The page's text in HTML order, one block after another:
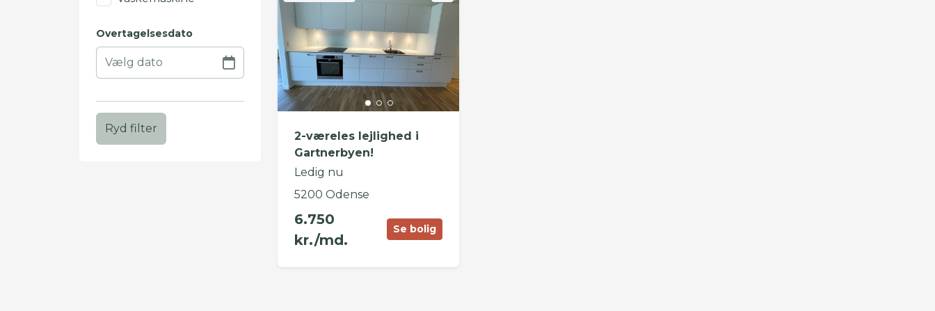
Overtagelsesdato
Ryd filter
2-væreles lejlighed i
Gartnerbyen!
Ledig nu
5200 Odense
6.750
kr./md.
Se bolig